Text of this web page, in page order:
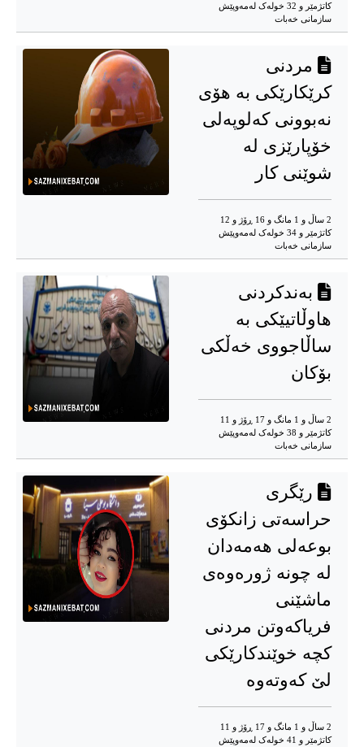
کاتژمێر و 32 خوله‌ک له‌مه‌وپێش‌
سازمانی خەبات
مردنی
کرێکارێکی بە هۆی
نەبوونی کەلوپەلی
خۆپارێزی لە
شوێنی کار
2 ساڵ و 1 مانگ و 16 ڕۆژ و 12
کاتژمێر و 34 خوله‌ک له‌مه‌وپێش‌
سازمانی خەبات
بەندکردنی
هاوڵاتیێکی بە
ساڵاجووی خەڵکی
بۆکان
2 ساڵ و 1 مانگ و 17 ڕۆژ و 11
کاتژمێر و 38 خوله‌ک له‌مه‌وپێش‌
سازمانی خەبات
رێگری
حراسەتی زانکۆی
بوعەلی هەمەدان
لە چونە ژورەوەی
ماشێنی
فریاکەوتن مردنی
کچە خوێندکارێکی
لێ کەوتەوە
2 ساڵ و 1 مانگ و 17 ڕۆژ و 11
کاتژمێر و 41 خوله‌ک له‌مه‌وپێش‌